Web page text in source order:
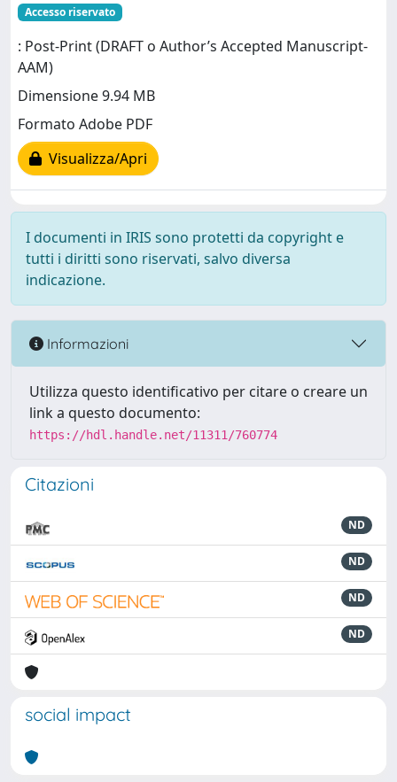
Accesso riservato
: Post-Print (DRAFT o Author’s Accepted Manuscript-
AAM)
Dimensione 9.94 MB
Formato Adobe PDF
Visualizza/Apri
I documenti in IRIS sono protetti da copyright e
tutti i diritti sono riservati, salvo diversa
indicazione.
Informazioni
Utilizza questo identificativo per citare o creare un
link a questo documento:
https://hdl.handle.net/11311/760774
Citazioni
ND
ND
ND
ND
social impact